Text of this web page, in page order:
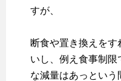
すが、
断食や置き換えを
いし、例え食事制
な減量はあっという